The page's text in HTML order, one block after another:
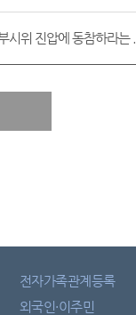
위 진압에 동참하라는 ...
전자가족관계등록
외국인·이주민